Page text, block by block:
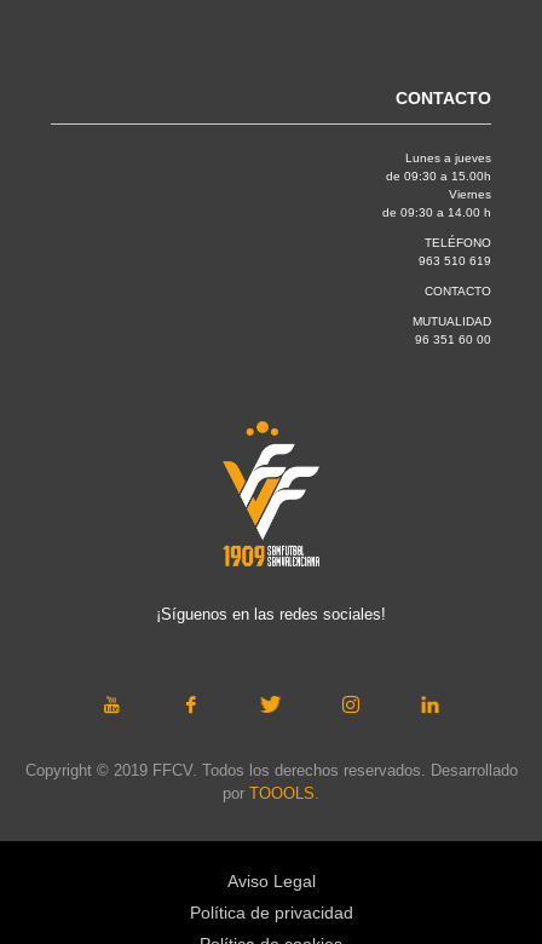
CONTACTO
Lunes a jueves
de 09:30 a 15.00h
Viernes
de 09:30 a 14.00 h
TELÉFONO
963 510 619
CONTACTO
MUTUALIDAD
96 351 60 00
¡Síguenos en las redes sociales!
Copyright © 2019 FFCV. Todos los derechos reservados. Desarrollado
por TOOOLS
Aviso Legal
Política de privacidad